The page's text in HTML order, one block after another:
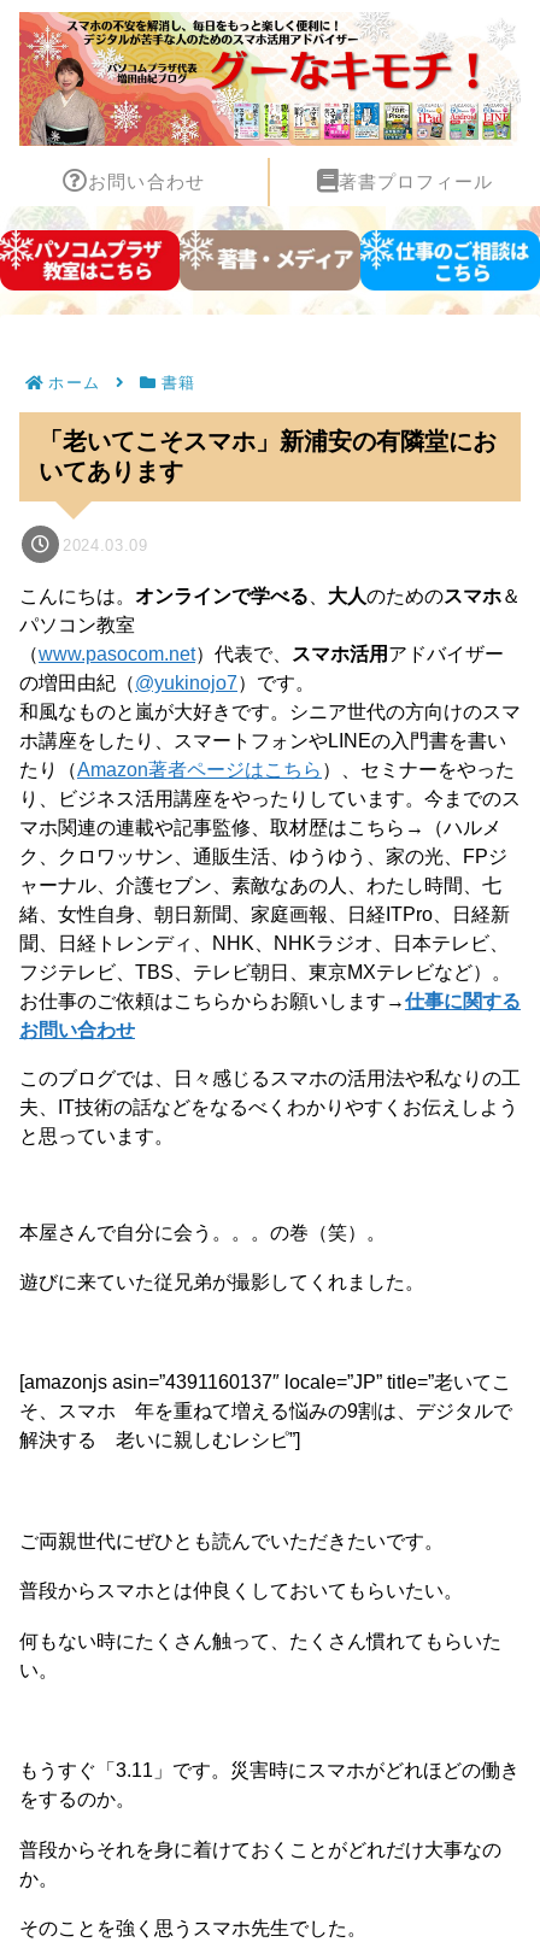
お問い合わせ 著書プロフィール
ホーム 書籍
「老いてこそスマホ」新浦安の有隣堂にお
いてあります
2024.03.09
こんにちは。 オンラインで学べる 大人のためのスマホ＆
パソコン教室
（www.pasocom.net）代表で、 スマホ活用 アドバイザー
の増田由紀（@yukinojo7）です。
和風なものと嵐が大好きです。シニア世代の方向けのスマ
ホ講座をしたり、スマートフォンやLINEの入門書を書い
たり（Amazon著者ページはこちら ）、セミナーをやった
り、ビジネス活用講座をやったりしています。今までのス
マホ関連の連載や記事監修、取材歴はこちら→（ハルメ
ク、クロワッサン、通販生活、ゆうゆう、家の光、FPジ
ャーナル、介護セブン、素敵なあの人、わたし時間、七
緒、女性自身、朝日新聞、家庭画報、日経ITPro、日経新
聞、日経トレンディ、NHK、NHKラジオ、日本テレビ、
フジテレビ、TBS、テレビ朝日、東京MXテレビなど）。
お仕事のご依頼はこちらからお願いします→仕事に関する
お問い合わせ
このブログでは、日々感じるスマホの活用法や私なりの工
夫、IT技術の話などをなるべくわかりやすくお伝えしよう
と思っています。
本屋さんで自分に会う。。。の巻（笑）。
遊びに来ていた従兄弟が撮影してくれました。
[amazonjs asin=”4391160137″ locale=”JP” title=”老いてこ
そ、スマホ 年を重ねて増える悩みの9割は、デジタルで
解決する 老いに親しむレシピ”]
ご両親世代にぜひとも読んでいただきたいです。
普段からスマホとは仲良くしておいてもらいたい。
何もない時にたくさん触って、たくさん慣れてもらいた
い。
もうすぐ「3.11」です。災害時にスマホがどれほどの働き
をするのか。
普段からそれを身に着けておくことがどれだけ大事なの
か。
そのことを強く思うスマホ先生でした。